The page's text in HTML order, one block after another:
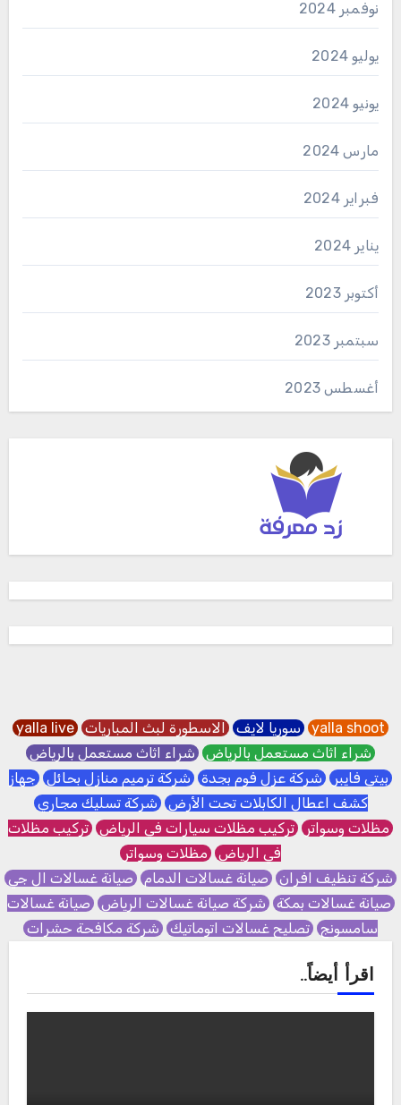
نوفمبر 2024
يوليو 2024
يونيو 2024
مارس 2024
فبراير 2024
يناير 2024
أكتوبر 2023
سبتمبر 2023
أغسطس 2023
yalla shoot سوريا لايف الاسطورة لبث المباريات yalla live
شراء اثاث مستعمل بالرياض شراء اثاث مستعمل بالرياض
بيتي فايبر شركة عزل فوم بجدة شركة ترميم منازل بحائل جهاز
كشف اعطال الكابلات تحت الأرض شركة تسليك مجاري
مظلات وسواتر تركيب مظلات سيارات في الرياض تركيب مظلات
في الرياض مظلات وسواتر
شركة تنظيف افران صيانة غسالات الدمام صيانة غسالات ال جي
صيانة غسالات بمكة شركة صيانة غسالات الرياض صيانة غسالات
سامسونج تصليح غسالات اتوماتيك شركة مكافحة حشرات
اقرأ أيضاً..